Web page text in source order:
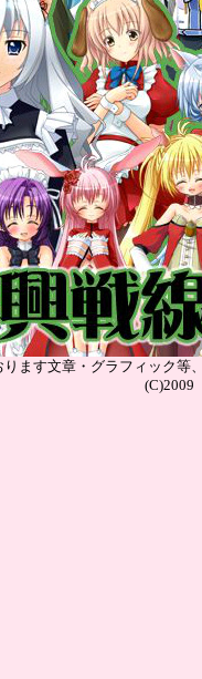
ます文章・グラフィック